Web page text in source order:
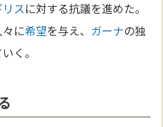
スに対する抗議を進めた。
に希望を与え、 ガーナの独
く。